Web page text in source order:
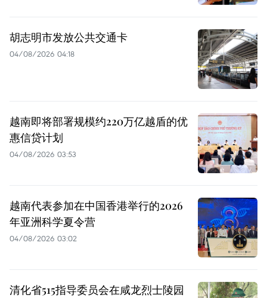
胡志明市发放公共交通卡
04/08/2026 04:18
越南即将部署规模约220万亿越盾的优
惠信贷计划
04/08/2026 03:53
越南代表参加在中国香港举行的2026
年亚洲科学夏令营
04/08/2026 03:02
清化省515指导委员会在咸龙烈士陵园